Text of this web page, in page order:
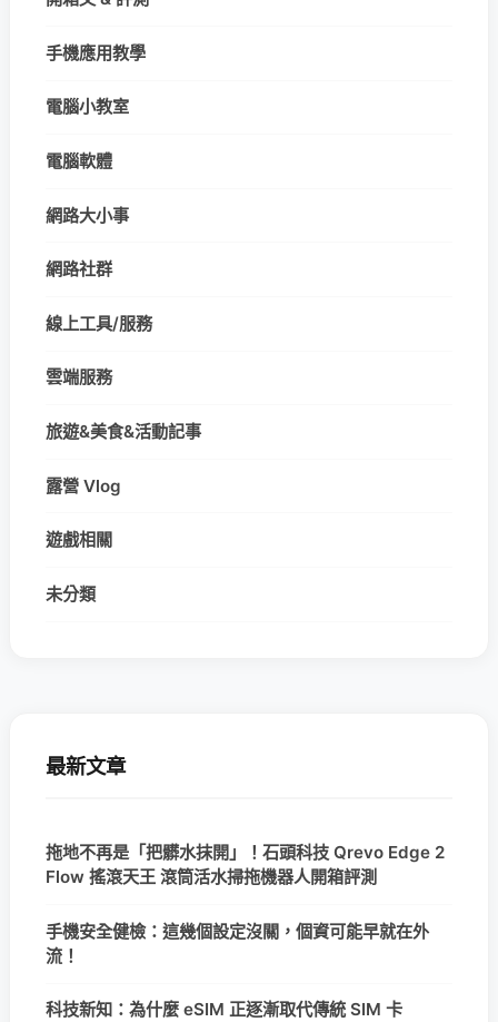
手機應用教學
電腦小教室
電腦軟體
網路大小事
網路社群
線上工具/服務
雲端服務
旅遊&美食&活動記事
露營 Vlog
遊戲相關
未分類
最新文章
拖地不再是「把髒水抹開」！石頭科技 Qrevo Edge 2
Flow 搖滾天王 滾筒活水掃拖機器人開箱評測
手機安全健檢：這幾個設定沒關，個資可能早就在外
流！
科技新知：為什麼 eSIM 正逐漸取代傳統 SIM 卡